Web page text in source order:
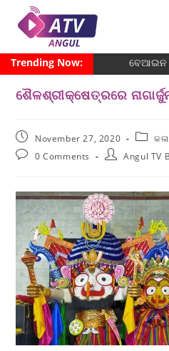
Trending Now: ବେଆଇନ
ଶୈଳଶ୍ରୀକ୍ଷେତ୍ରରେ
November 27, 2020
0 Comments
Angul TV